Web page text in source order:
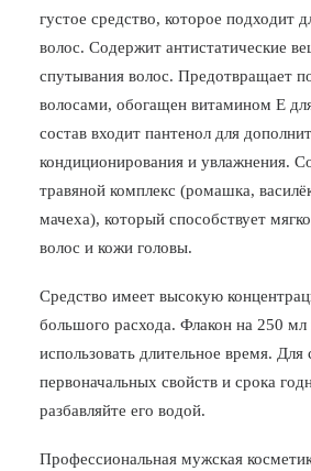
густое средство, которое подходит
волос. Содержит антистатические
спутывания волос. Предотвращает
волосами, обогащен витамином Е
состав входит пантенол для
кондиционирования и увлажнения.
травяной комплекс (ромашка,
мачеха), который способствует
волос и кожи головы.
Средство имеет высокую
большого расхода. Флакон на 250
использовать длительное время. Для
первоначальных свойств и срока
разбавляйте его водой.
Профессиональная мужская